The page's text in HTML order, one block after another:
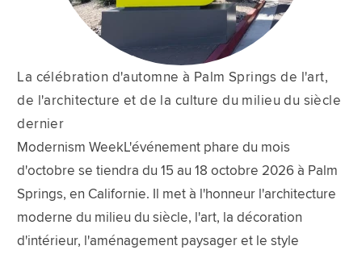
La célébration d'automne à Palm Springs de l'art,
de l'architecture et de la culture du milieu du siècle
dernier
Modernism WeekL'événement phare du mois
d'octobre se tiendra du 15 au 18 octobre 2026 à Palm
Springs, en Californie. Il met à l'honneur l'architecture
moderne du milieu du siècle, l'art, la décoration
d'intérieur, l'aménagement paysager et le style